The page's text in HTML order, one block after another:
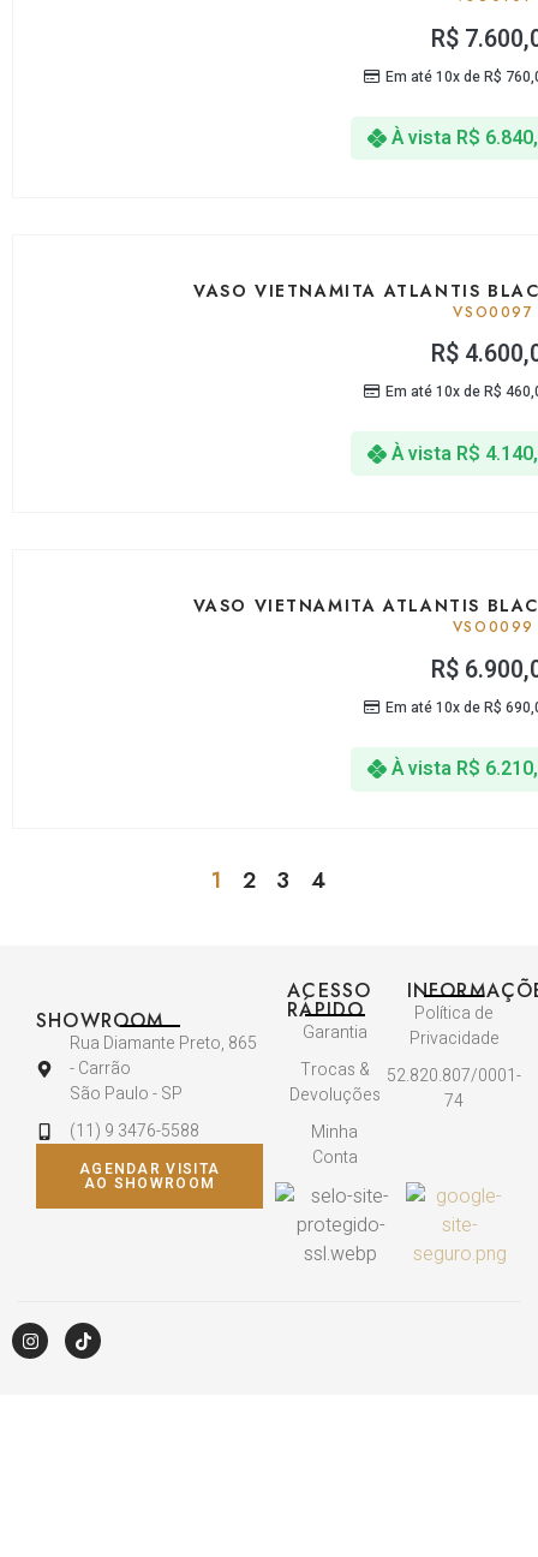
R$
Em até 10x deR$
À vista R$
VASO VIETNAMITA ATLANTIS
VSO0097
R$
Em até 10x deR$
À vista R$
VASO VIETNAMITA ATLANTIS
VSO0099
R$
Em até 10x deR$
À vista R$
1 2 3 4
SHOWROOM
Rua Diamante Preto, 865
- Carrão
São Paulo - SP
(11) 9 3476-5588
AGENDAR VISITA
AO SHOWROOM
ACESSO
RÁPIDO
Garantia
Trocas &
Devoluções
Minha
Conta
Política de
Privacidade
52.820.807/0001-
74